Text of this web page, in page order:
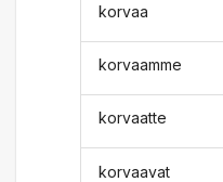
korvaa
korvaamme
korvaatte
korvaavat